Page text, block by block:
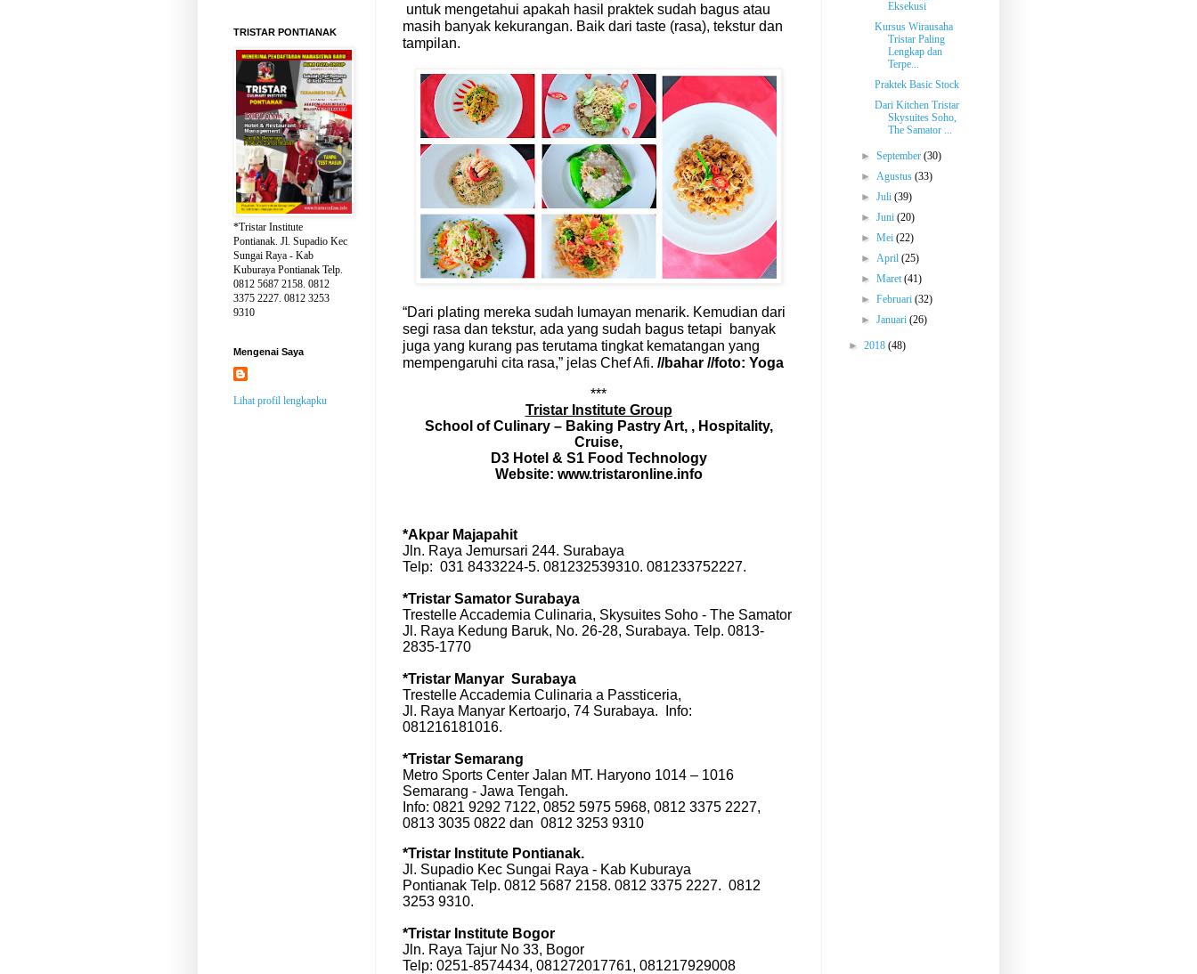
untuk mengetahui apakah hasil praktek sudah bagus atau
masih banyak kekurangan. Baik dari taste (rasa), tekstur dan
tampilan.
“Dari plating mereka sudah lumayan menarik. Kemudian dari
segi rasa dan tekstur, ada yang sudah bagus tetapi
banyak
juga yang kurang pas terutama tingkat kematangan yang
mempengaruhi cita rasa,” jelas Chef Afi. //bahar //foto: Yoga
***
Tristar Institute Group
School of Culinary – Baking Pastry Art, , Hospitality,
Cruise,
D3 Hotel & S1 Food Technology
Website: www.tristaronline.info
*Akpar Majapahit
Jln. Raya Jemursari 244. Surabaya
Telp: 031 8433224-5. 081232539310. 081233752227.
*Tristar Samator Surabaya
Trestelle Accademia Culinaria, Skysuites Soho - The Samator
Jl. Raya Kedung Baruk, No. 26-28, Surabaya. Telp. 0813-
2835-1770
*Tristar Manyar Surabaya
Trestelle Accademia Culinaria a Passticeria,
Jl. Raya Manyar Kertoarjo, 74 Surabaya.
Info:
081216181016.
*Tristar Semarang
Metro Sports Center Jalan MT. Haryono 1014 – 1016
Semarang - Jawa Tengah.
Info: 0821 9292 7122, 0852 5975 5968, 0812 3375 2227,
0813 3035 0822 dan 0812 3253 9310
*Tristar Institute Pontianak.
Jl. Supadio Kec Sungai Raya - Kab Kuburaya
Pontianak Telp. 0812 5687 2158. 0812 3375 2227. 0812
3253 9310.
*Tristar Institute Bogor
Jln. Raya Tajur No 33, Bogor
Telp: 0251-8574434, 081272017761, 081217929008
TRISTAR PONTIANAK
*Tristar Institute
Pontianak. Jl. Supadio Kec
Sungai Raya - Kab
Kuburaya Pontianak Telp.
0812 5687 2158. 0812
3375 2227. 0812 3253
9310
Mengenai Saya
Lihat profil lengkapku
Eksekusi
Kursus Wirausaha
Tristar Paling
Lengkap dan
Terpe...
Praktek Basic Stock
Dari Kitchen Tristar
Skysuites Soho,
The Samator ...
►September(30)
►Agustus(33)
►Juli(39)
►Juni(20)
►Mei(22)
►April(25)
►Maret(41)
►Februari(32)
►Januari(26)
► 2018 (48)